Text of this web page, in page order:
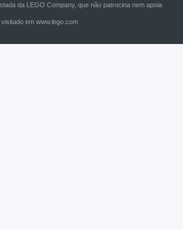
da LEGO Company, que não patrocina nem apoia
em www.lego.com